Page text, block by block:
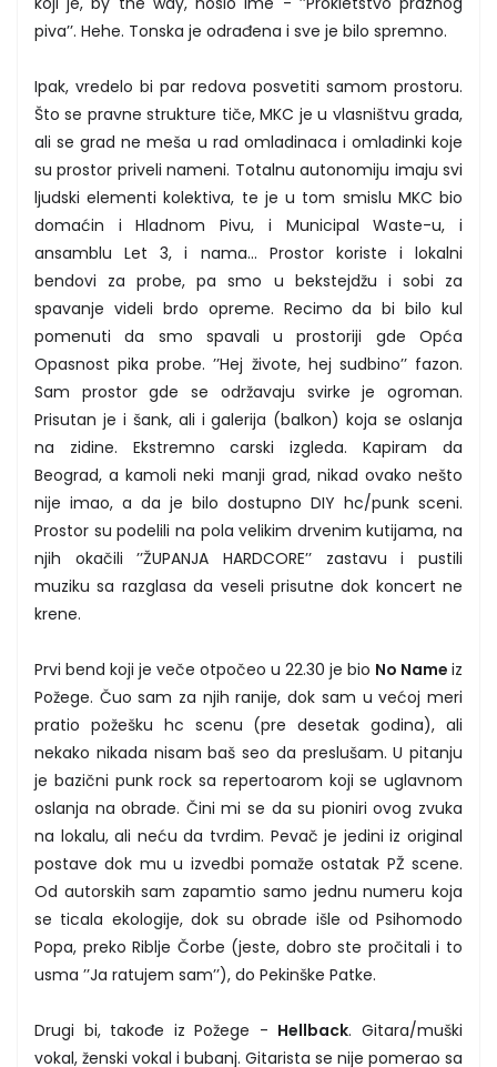
piva’’. Hehe. Tonska je odrađena i sve je bilo spremno.
Ipak, vredelo bi par redova posvetiti samom prostoru.
Što se pravne strukture tiče, MKC je u vlasništvu grada,
ali se grad ne meša u rad omladinaca i omladinki koje
su prostor priveli nameni. Totalnu autonomiju imaju svi
ljudski elementi kolektiva, te je u tom smislu MKC bio
domaćin i Hladnom Pivu, i Municipal Waste-u, i
ansamblu Let 3, i nama... Prostor koriste i lokalni
bendovi za probe, pa smo u bekstejdžu i sobi za
spavanje videli brdo opreme. Recimo da bi bilo kul
pomenuti da smo spavali u prostoriji gde Opća
Opasnost pika probe. ’’Hej živote, hej sudbino’’ fazon.
Sam prostor gde se održavaju svirke je ogroman.
Prisutan je i šank, ali i galerija (balkon) koja se oslanja
na zidine. Ekstremno carski izgleda. Kapiram da
Beograd, a kamoli neki manji grad, nikad ovako nešto
nije imao, a da je bilo dostupno DIY hc/punk sceni.
Prostor su podelili na pola velikim drvenim kutijama, na
njih okačili ’’ŽUPANJA HARDCORE’’ zastavu i pustili
muziku sa razglasa da veseli prisutne dok koncert ne
krene.
Prvi bend koji je veče otpočeo u 22.30 je bio No Name iz
Požege. Čuo sam za njih ranije, dok sam u većoj meri
pratio požešku hc scenu (pre desetak godina), ali
nekako nikada nisam baš seo da preslušam. U pitanju
je bazični punk rock sa repertoarom koji se uglavnom
oslanja na obrade. Čini mi se da su pioniri ovog zvuka
na lokalu, ali neću da tvrdim. Pevač je jedini iz original
postave dok mu u izvedbi pomaže ostatak PŽ scene.
Od autorskih sam zapamtio samo jednu numeru koja
se ticala ekologije, dok su obrade išle od Psihomodo
Popa, preko Riblje Čorbe (jeste, dobro ste pročitali i to
usma ’’Ja ratujem sam’’), do Pekinške Patke.
Drugi bi, takođe iz Požege - Hellback. Gitara/muški
vokal, ženski vokal i bubanj. Gitarista se nije pomerao sa